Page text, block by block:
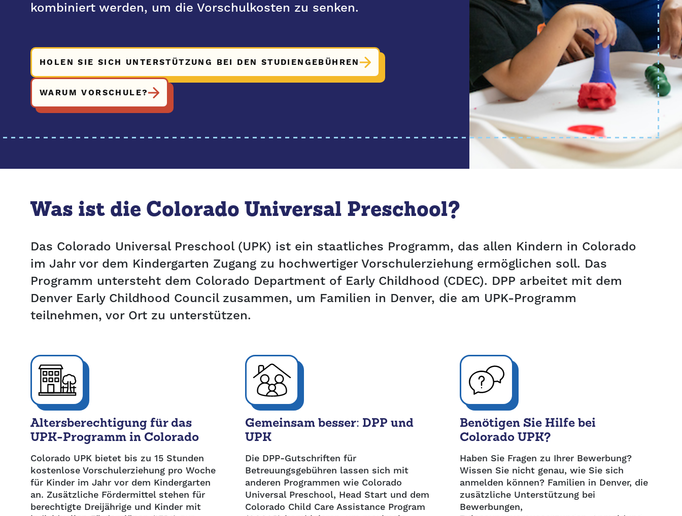
kombiniert werden, um die Vorschulkosten zu senken.
HOLEN SIE SICH UNTERSTÜTZUNG BEI DEN STUDIENGEBÜHREN
WARUM VORSCHULE?
Was ist die Colorado Universal Preschool?
Das Colorado Universal Preschool (UPK) ist ein staatliches Programm, das allen Kindern in Colorado
im Jahr vor dem Kindergarten Zugang zu hochwertiger Vorschulerziehung ermöglichen soll. Das
Programm untersteht dem Colorado Department of Early Childhood (CDEC). DPP arbeitet mit dem
Denver Early Childhood Council zusammen, um Familien in Denver, die am UPK-Programm
teilnehmen, vor Ort zu unterstützen.
Altersberechtigung für das
UPK-Programm in Colorado
Colorado UPK bietet bis zu 15 Stunden
kostenlose Vorschulerziehung pro Woche
für Kinder im Jahr vor dem Kindergarten
an. Zusätzliche Fördermittel stehen für
berechtigte Dreijährige und Kinder mit
Gemeinsam besser: DPP und
UPK
Die DPP-Gutschriften für
Betreuungsgebühren lassen sich mit
anderen Programmen wie Colorado
Universal Preschool, Head Start und dem
Colorado Child Care Assistance Program
Benötigen Sie Hilfe bei
Colorado UPK?
Haben Sie Fragen zu Ihrer Bewerbung?
Wissen Sie nicht genau, wie Sie sich
anmelden können? Familien in Denver, die
zusätzliche Unterstützung bei
Bewerbungen,